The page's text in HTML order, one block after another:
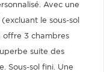
Avec une
le sous-sol
offre 3 chambres
suite des
Sous-sol fini. Une